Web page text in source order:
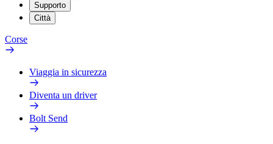
Supporto
Città
Corse
Viaggia in sicurezza
Diventa un driver
Bolt Send